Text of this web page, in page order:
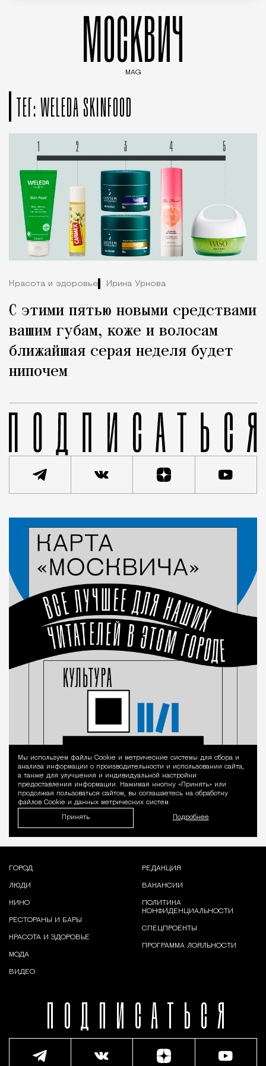
МОСКВИЧ
MAG
ТЕГ: WELEDA SKINFOOD
Красота и здоровье Ирина Урнова
С этими пятью новыми средствами
вашим губам, коже и волосам
ближайшая серая неделя будет
нипочем
Уведомление
Мы используем файлы Сookie и метрические системы для сбора и
анализа информации о производительности и использовании сайта,
а также для улучшения и индивидуальной настройки
предоставления информации. Нажимая кнопку «Принять» или
продолжая пользоваться сайтом, вы соглашаетесь на обработку
файлов Cookie и данных метрических систем.
Принять Подробнее
ПОДПИСАТЬСЯ
ГОРОД
ЛЮДИ
КИНО
РЕСТОРАНЫ И БАРЫ
КРАСОТА И ЗДОРОВЬЕ
МОДА
ВИДЕО
РЕДАКЦИЯ
ВАКАНСИИ
ПОЛИТИКА
КОНФИДЕНЦИАЛЬНОСТИ
СПЕЦПРОЕКТЫ
ПРОГРАММА ЛОЯЛЬНОСТИ